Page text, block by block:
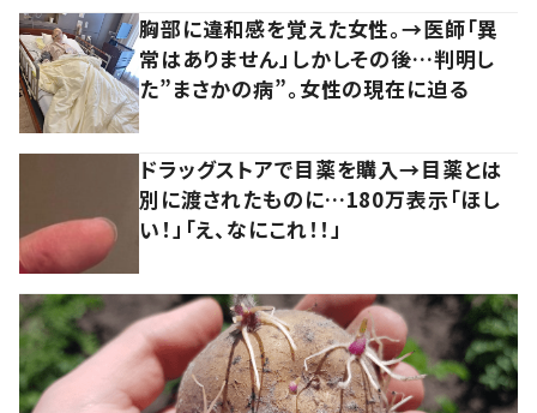
胸部に違和感を覚えた女性。→医師「異
常はありません」しかしその後…判明し
た”まさかの病”。女性の現在に迫る
ドラッグストアで目薬を購入→目薬とは
別に渡されたものに…180万表示「ほし
い！」「え、なにこれ！！」